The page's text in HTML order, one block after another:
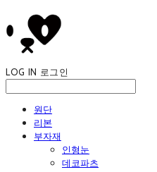
LOG IN 로그인
원단
리본
부자재
인형눈
데코파츠